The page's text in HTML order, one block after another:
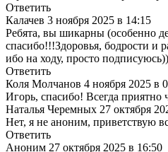
Ответить
Калачев 3 ноября 2025 в 14:15
Ребята, вы шикарны (особенно
спасибо!!!Здоровья, бодрости и
ибо на ходу, просто подписуюсь))
Ответить
Коля Молчанов 4 ноября 2025 в
Игорь, спасибо! Всегда приятно
Наталья Черемных 27 октября
Нет, я не аноним, приветствую
Ответить
Аноним 27 октября 2025 в 16:50